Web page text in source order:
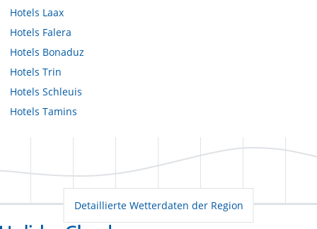
Hotels Laax
Hotels Falera
Hotels Bonaduz
Hotels Trin
Hotels Schleuis
Hotels Tamins
Detaillierte Wetterdaten der Region